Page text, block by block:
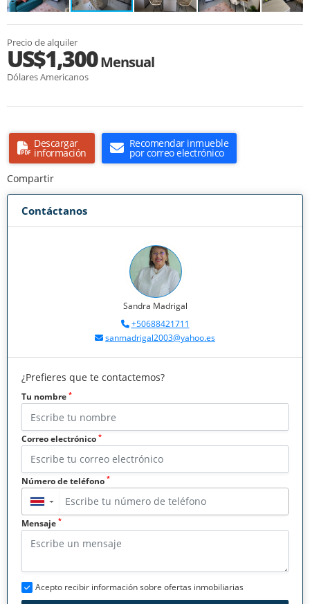
Precio de alquiler
US$1,300Mensual
Dólares Americanos
Descargar
información
Recomendar inmueble
por correo electrónico
Compartir
Contáctanos
Sandra Madrigal
+50688421711
sanmadrigal2003@yahoo.es
¿Prefieres que te contactemos?
Tu nombre *
Correo electrónico *
Número de teléfono *
▼
Mensaje *
Acepto recibir información sobre ofertas inmobiliarias